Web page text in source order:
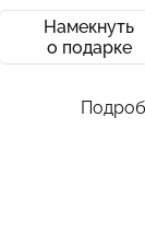
Намекнуть
о подарке